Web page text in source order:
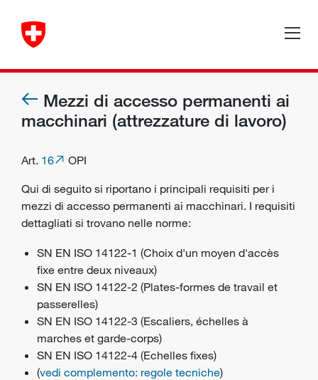
Mezzi di accesso permanenti ai
macchinari (attrezzature di lavoro)
Art. 16
OPI
Qui di seguito si riportano i principali requisiti per i
mezzi di accesso permanenti ai macchinari. I requisiti
dettagliati si trovano nelle norme:
SN EN ISO 14122-1 (Choix d'un moyen d'accès
fixe entre deux niveaux)
SN EN ISO 14122-2 (Plates-formes de travail et
passerelles)
SN EN ISO 14122-3 (Escaliers, échelles à
marches et garde-corps)
SN EN ISO 14122-4 (Echelles fixes)
(vedi complemento: regole tecniche)